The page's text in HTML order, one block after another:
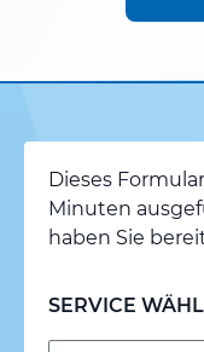
Dieses
Minuten
haben Sie
SERVICE